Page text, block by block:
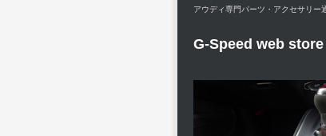
アウディ専門パーツ・アクセサリ
G-Speed web store